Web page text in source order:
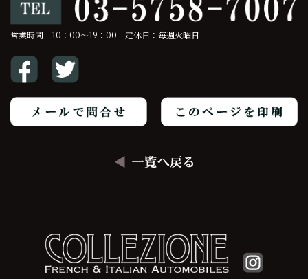
営業時間 10：00～19：00 定休日：毎週火曜日